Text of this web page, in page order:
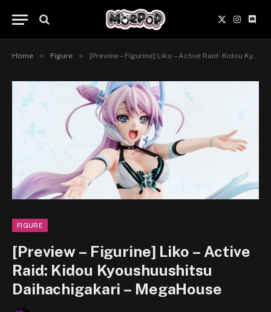
X
(Twitter)
Home » Figure » [Preview – Figurine] Liko – Active Raid: Kidou Kyoushuushitsu Daihachigakari – MegaHouse
FIGURE
[Preview – Figurine] Liko – Active
Raid: Kidou Kyoushuushitsu
Daihachigakari – MegaHouse